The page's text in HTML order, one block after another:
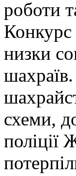
роботи
Конкурс
низки
схеми,
поліції